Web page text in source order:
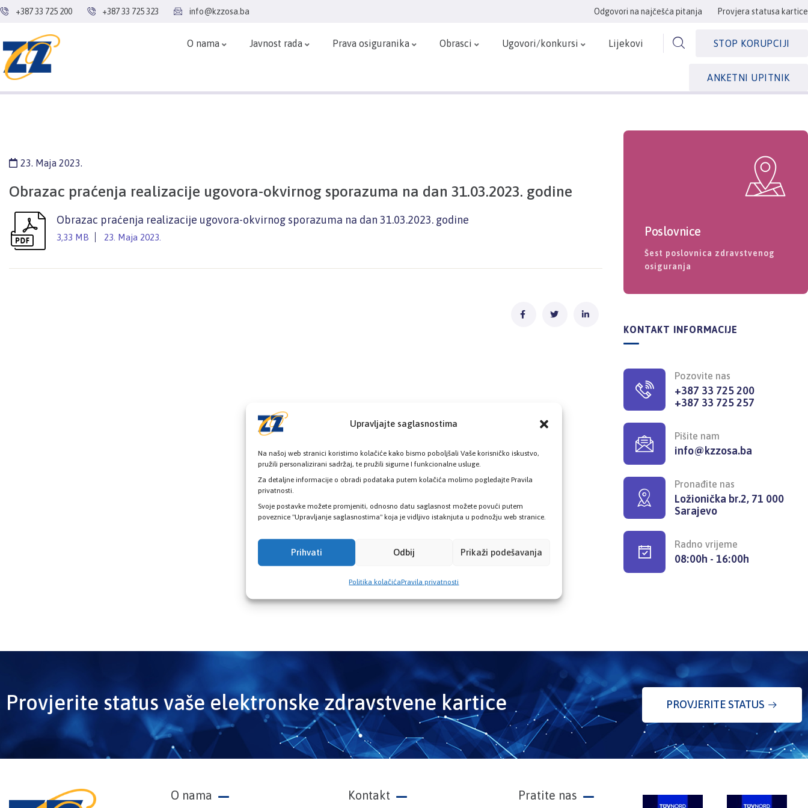
Upravljajte saglasnostima
Na našoj web stranici koristimo kolačiće kako bismo poboljšali Vaše korisničko iskustvo,
pružili personalizirani sadržaj, te pružili sigurne I funkcionalne usluge.
Za detaljne informacije o obradi podataka putem kolačića molimo pogledajte Pravila
privatnosti.
Svoje postavke možete promjeniti, odnosno datu saglasnost možete povući putem
poveznice "Upravljanje saglasnostima" koja je vidljivo istaknjuta u podnožju web stranice.
Prihvati Odbij Prikaži podešavanja
Politika kolačićaPravila privatnosti
+387 33 725 200 +387 33 725 323 info@kzzosa.ba Odgovori na najčešća pitanja Provjera statusa kartice
O nama Javnost rada Prava osiguranika Obrasci Ugovori/konkursi Lijekovi STOP KORUPCIJI
ANKETNI UPITNIK
23. Maja 2023.
Obrazac praćenja realizacije ugovora-okvirnog sporazuma na dan 31.03.2023. godine
Obrazac praćenja realizacije ugovora-okvirnog sporazuma na dan 31.03.2023. godine
3,33 MB 23. Maja 2023. Poslovnice
Šest poslovnica zdravstvenog
osiguranja
KONTAKT INFORMACIJE
Pozovite nas
+387 33 725 200
+387 33 725 257
Pišite nam
info@kzzosa.ba
Pronađite nas
Ložionička br.2, 71 000
Sarajevo
Radno vrijeme
08:00h - 16:00h
Provjerite status vaše elektronske zdravstvene kartice PROVJERITE STATUS
O nama Kontakt Pratite nas